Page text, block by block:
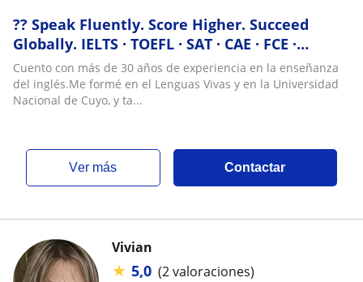
?? Speak Fluently. Score Higher. Succeed
Globally. IELTS · TOEFL · SAT · CAE · FCE ·
Business English & Speaking Classes ?? Hablá
con fluidez. Obtené resultados. Abrí puertas.
IELTS · TOEFL · SAT · CAE · FCE · Inglés de
Cuento con más de 30 años de experiencia en la enseñanza
del inglés.Me formé en el Lenguas Vivas y en la Universidad
Nacional de Cuyo, y ta...
ver más Contactar
Vivian
★ 5,0 (2 valoraciones)